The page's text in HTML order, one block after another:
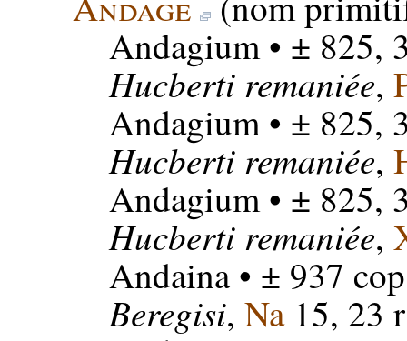
Andagium• ± 825,
Hucberti remaniée,
Andagium• ± 825,
Hucberti remaniée,
Andagium• ± 825,
Hucberti remaniée,
Andaina• ± 937
Beregisi, Na15, 23